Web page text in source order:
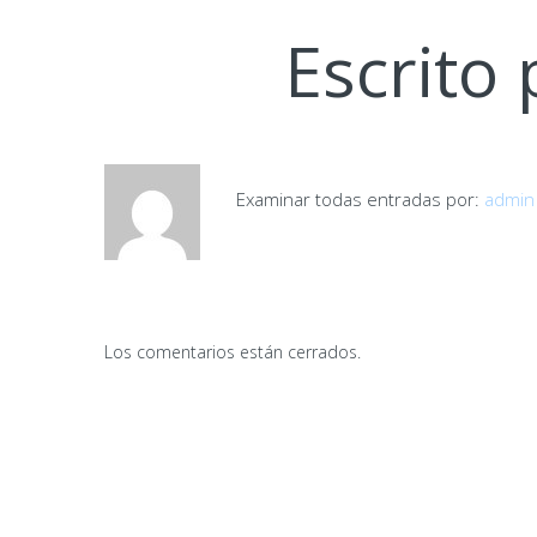
Escrito
Examinar todas entradas por: admin
Los comentarios están cerrados.